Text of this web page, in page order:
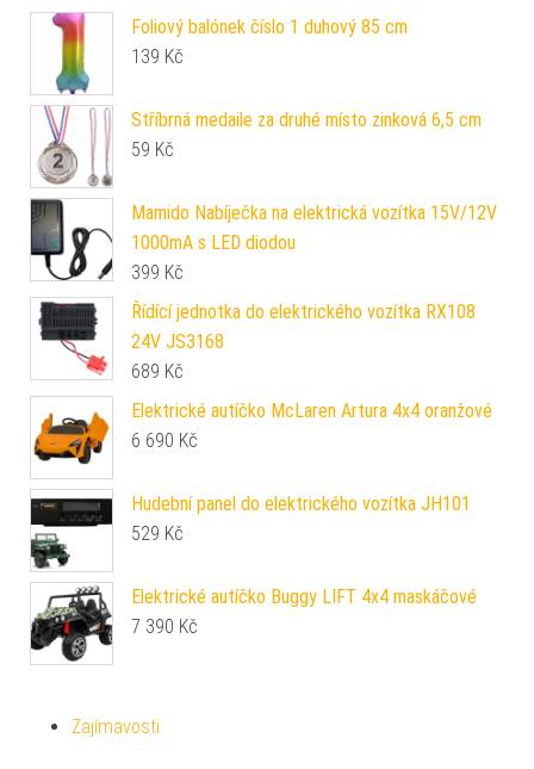
Foliový balónek číslo 1 duhový 85 cm
139 Kč
Stříbrná medaile za druhé místo zinková 6,5 cm
59 Kč
Mamido Nabíječka na elektrická vozítka 15V/12V
1000mA s LED diodou
399 Kč
Řídící jednotka do elektrického vozítka RX108
24V JS3168
689 Kč
Elektrické autíčko McLaren Artura 4x4 oranžové
6 690 Kč
Hudební panel do elektrického vozítka JH101
529 Kč
Elektrické autíčko Buggy LIFT 4x4 maskáčové
7 390 Kč
Zajímavosti